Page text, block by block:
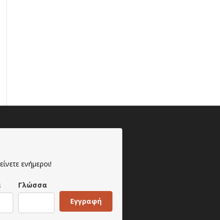
ενήμεροι!
Γλώσσα
Εγγραφή